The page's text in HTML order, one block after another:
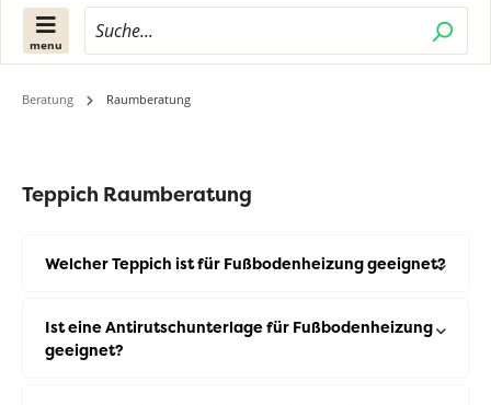
menu
Beratung Raumberatung
Teppich Raumberatung
Welcher Teppich ist für Fußbodenheizung geeignet?
Ist eine Antirutschunterlage für Fußbodenheizung
geeignet?